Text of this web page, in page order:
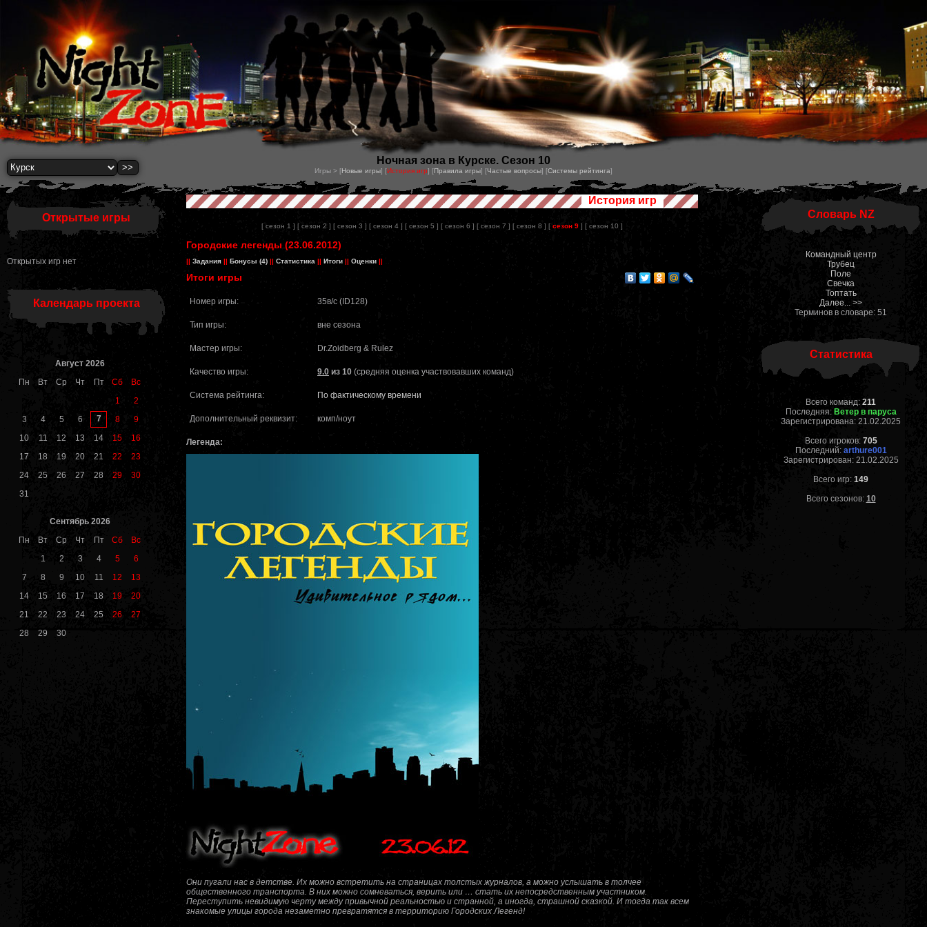
Ночная зона в Курске. Сезон 10
Игры > [Новые игры] [История игр] [Правила игры] [Частые вопросы] [Системы рейтинга]
Открытые игры
Открытых игр нет
Календарь проекта
Август 2026
Пн
Вт Ср Чт Пт Сб
Вс
1
2
3
4 5 6 7 8
9
10
11 12 13 14 15
16
17
18 19 20 21 22
23
24
25 26 27 28 29
30
31
Сентябрь 2026
Пн
Вт Ср Чт Пт Сб
Вс
1
2 3 4 5
6
7
8 9 10 11 12
13
14
15 16 17 18 19
20
21
22 23 24 25 26
27
28
29 30
История игр
[ сезон 1 ] [ сезон 2 ] [ сезон 3 ] [ сезон 4 ] [ сезон 5 ] [ сезон 6 ] [ сезон 7 ] [ сезон 8 ] [ сезон 9 ] [ сезон 10 ]
Городские легенды (23.06.2012)
|| Задания || Бонусы (4) || Статистика || Итоги || Оценки ||
Итоги игры
Номер игры: 35в/с (ID128)
Тип игры: вне сезона
Мастер игры: Dr.Zoidberg & Rulez
Качество игры: 9.0 из 10 (средняя оценка участвовавших команд)
Система рейтинга: По фактическому времени
Дополнительный реквизит: комп/ноут
Легенда:
Они пугали нас в детстве. Их можно встретить на страницах толстых журналов, а можно услышать в толчее
общественного транспорта. В них можно сомневаться, верить или … стать их непосредственным участником.
Переступить невидимую черту между привычной реальностью и странной, а иногда, страшной сказкой. И тогда так всем
знакомые улицы города незаметно превратятся в территорию Городских Легенд!
Словарь NZ
Командный центр
Трубец
Поле
Свечка
Топтать
Далее... >>
Терминов в словаре: 51
Статистика
Всего команд: 211
Последняя: Ветер в паруса
Зарегистрирована: 21.02.2025
Всего игроков: 705
Последний: arthure001
Зарегистрирован: 21.02.2025
Всего игр: 149
Всего сезонов: 10